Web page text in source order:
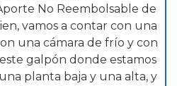
No Reembolsable de
vamos a contar con una
una cámara de frío y con
galpón donde estamos
planta baja y una alta, y